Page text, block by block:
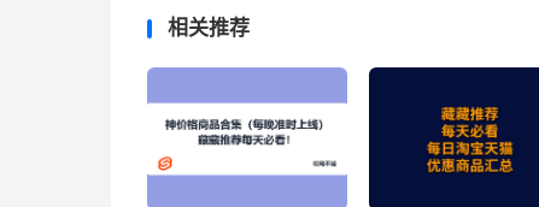
相关推荐